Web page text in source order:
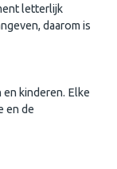
letterlijk
daarom is
kinderen. Elke
en de